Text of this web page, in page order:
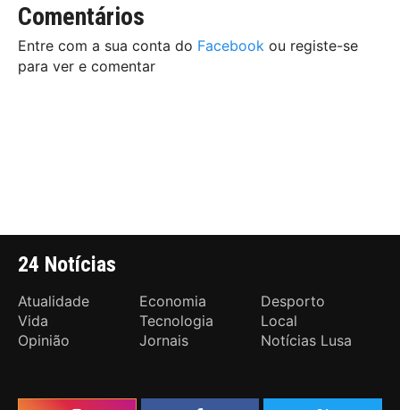
Comentários
Entre com a sua conta do Facebook ou registe-se
para ver e comentar
24 Notícias
Atualidade Economia
Desporto
Vida
Tecnologia
Local
Opinião
Jornais Notícias Lusa